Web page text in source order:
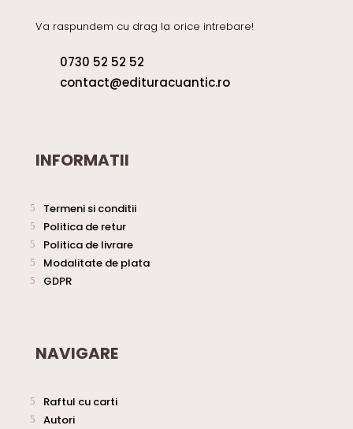
Va raspundem cu drag la orice intrebare!
0730 52 52 52
contact@edituracuantic.ro
INFORMATII
Termeni si conditii
Politica de retur
Politica de livrare
Modalitate de plata
GDPR
NAVIGARE
Raftul cu carti
Autori